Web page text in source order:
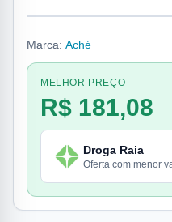
Marca: Aché
MELHOR PREÇO
R$ 181,08
Droga Raia
Oferta com menor